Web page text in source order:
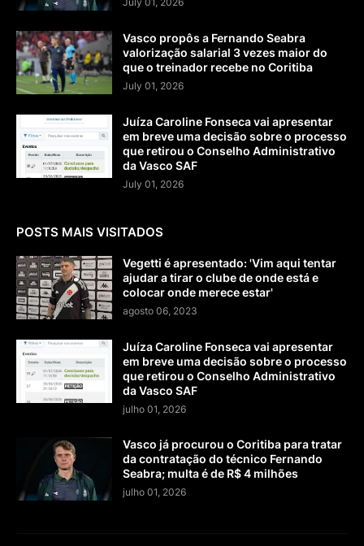
Vasco propôs a Fernando Seabra
valorização salarial 3 vezes maior do
que o treinador recebe no Coritiba
July 01, 2026
Juíza Caroline Fonseca vai apresentar
em breve uma decisão sobre o processo
que retirou o Conselho Administrativo
da Vasco SAF
July 01, 2026
POSTS MAIS VISITADOS
Vegetti é apresentado: 'Vim aqui tentar
ajudar a tirar o clube de onde está e
colocar onde merece estar'
agosto 06, 2023
Juíza Caroline Fonseca vai apresentar
em breve uma decisão sobre o processo
que retirou o Conselho Administrativo
da Vasco SAF
julho 01, 2026
Vasco já procurou o Coritiba para tratar
da contratação do técnico Fernando
Seabra; multa é de R$ 4 milhões
julho 01, 2026